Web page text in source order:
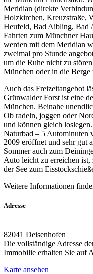
Meridian (direkte
Holzkirchen, Kreuzstraße,
Heufeld, Bad Aibling, Bad
Fahrten zum Münchner
werden mit dem Meridian
zweimal pro Stunde
um die Ruhe nicht zu
München oder in die Berge
Auch das Freizeitangebot
Grünwalder Forst ist eine
München. Beinahe
Ob radeln, joggen oder
und können gleich
Naturbad – 5 Autominuten
2009 eröffnet und sehr gut
Sommer auch zum
Auto leicht zu erreichen
der See zum
Weitere Informationen
Adresse
82041 Deisenhofen
Die vollständige Adresse
Immobilie erhalten Sie auf
Karte ansehen